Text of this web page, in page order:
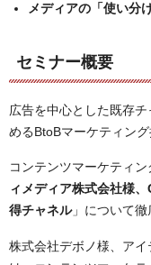
メディアの「使い分
セミナー概要
広告を中心とした既存
めるBtoBマーケティング
コンテンツマーケティ
ィメディア株式会社様
得チャネル」について徹
株式会社デボノ様、ア